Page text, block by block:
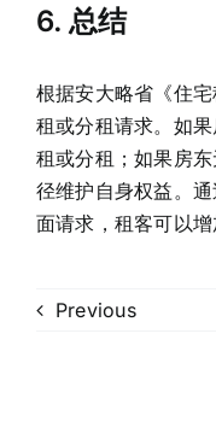
6. 总结
根据安大略省《住
租或分租请求。如
租或分租；如果房
径维护自身权益。
面请求，租客可以增
Previous